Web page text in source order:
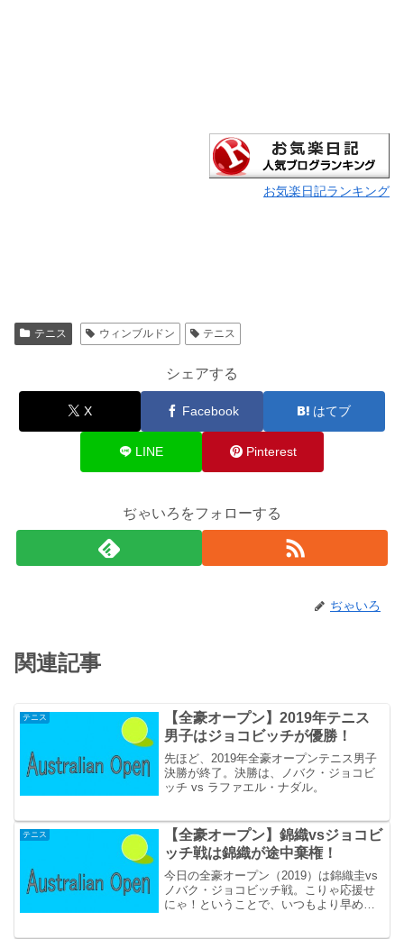
お気楽日記ランキング
テニス ウィンブルドン テニス
シェアする
X Facebook はてブ
LINE Pinterest
ぢゃいろをフォローする
ぢゃいろ
関連記事
テニス
【全豪オープン】2019年テニス
男子はジョコビッチが優勝！
先ほど、2019年全豪オープンテニス男子
決勝が終了。決勝は、ノバク・ジョコビ
ッチ vs ラファエル・ナダル。
テニス
【全豪オープン】錦織vsジョコビ
ッチ戦は錦織が途中棄権！
今日の全豪オープン（2019）は錦織圭vs
ノバク・ジョコビッチ戦。こりゃ応援せ
にゃ！ということで、いつもより早めの